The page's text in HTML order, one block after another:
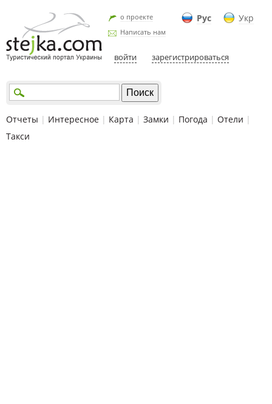
Рус Укр
о проекте
Написать нам
войти зарегистрироваться
Отчеты | Интересное | Карта | Замки | Погода | Отели |
Такси